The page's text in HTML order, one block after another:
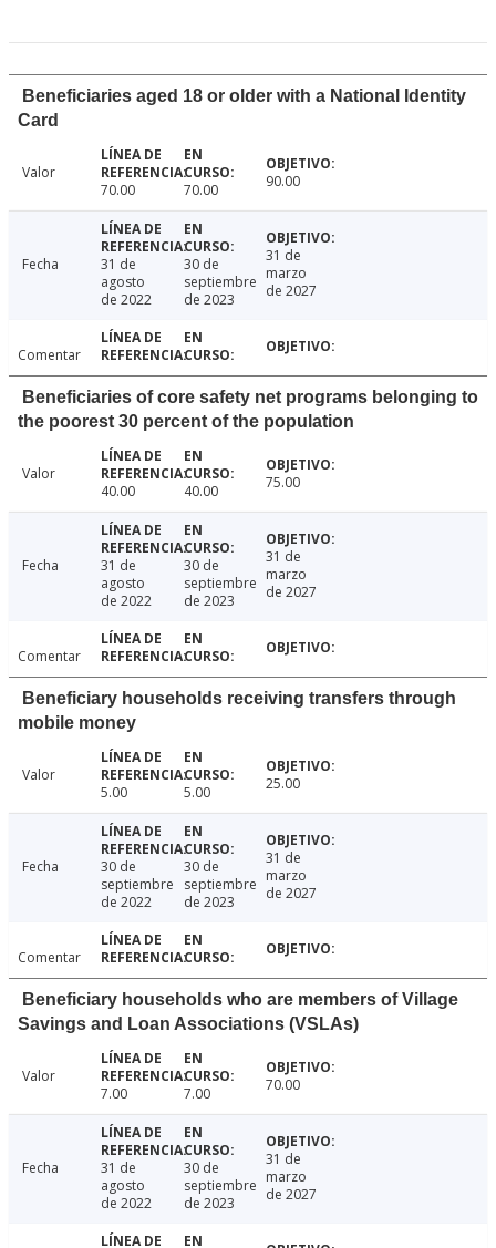
Beneficiaries aged 18 or older with a National Identity
Card
Valor
70.00
70.00 90.00
Fecha
31 de
agosto
de 2022
30 de
septiembre
de 2023
31 de
marzo
de 2027
Comentar
Beneficiaries of core safety net programs belonging to
the poorest 30 percent of the population
Valor
40.00
40.00 75.00
Fecha
31 de
agosto
de 2022
30 de
septiembre
de 2023
31 de
marzo
de 2027
Comentar
Beneficiary households receiving transfers through
mobile money
Valor
5.00
5.00 25.00
Fecha
30 de
septiembre
de 2022
30 de
septiembre
de 2023
31 de
marzo
de 2027
Comentar
Beneficiary households who are members of Village
Savings and Loan Associations (VSLAs)
Valor
7.00
7.00 70.00
Fecha
31 de
agosto
de 2022
30 de
septiembre
de 2023
31 de
marzo
de 2027